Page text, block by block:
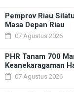
Pemprov Riau
Masa Depan Riau
07 Agustus 2026
PHR Tanam 700
Keanekaragaman
07 Agustus 2026